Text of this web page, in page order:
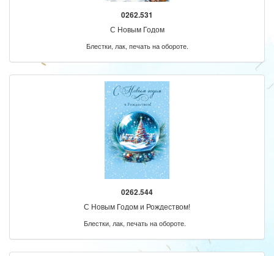
0262.531
С Новым Годом
Блестки, лак, печать на обороте.
0262.544
С Новым Годом и Рождеством!
Блестки, лак, печать на обороте.